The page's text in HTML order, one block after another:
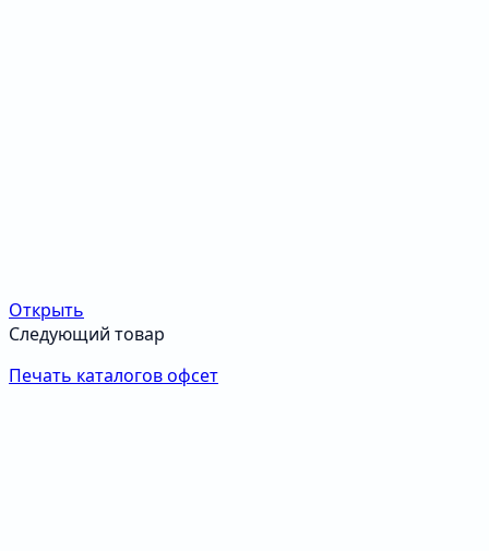
Открыть
Следующий товар
Печать каталогов офсет